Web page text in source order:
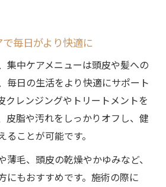
のヘッドスパのメリットと安
大阪エリアの健康美を実感
のメリットと注意点を解説
誰でも受けて大丈夫なのか検
スパ集中ケアが選ばれる理由
ージとヘッドスパの違いを理
毎日がより快適に
集中ケアメニューは頭皮や髪への
毎日の生活をより快適にサポート
クレンジングやトリートメントを
皮脂や汚れをしっかりオフし、健
ことが可能です。
毛、頭皮の乾燥やかゆみなど、
にもおすすめです。施術の際に